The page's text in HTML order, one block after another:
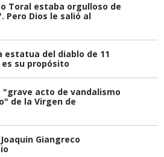
Toral estaba orgulloso de
Pero Dios le salió al
estatua del diablo de 11
su propósito
"grave acto de vandalismo
de la Virgen de
Giangreco